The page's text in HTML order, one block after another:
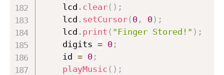
    lcd
. clear( ) ;
    lcd
. setCursor( 0, 0) ;
    lcd
. print ( "Finger Stored!" ) ;
    digits
= 0;
    id
= 0;
playMusic ( ) ;